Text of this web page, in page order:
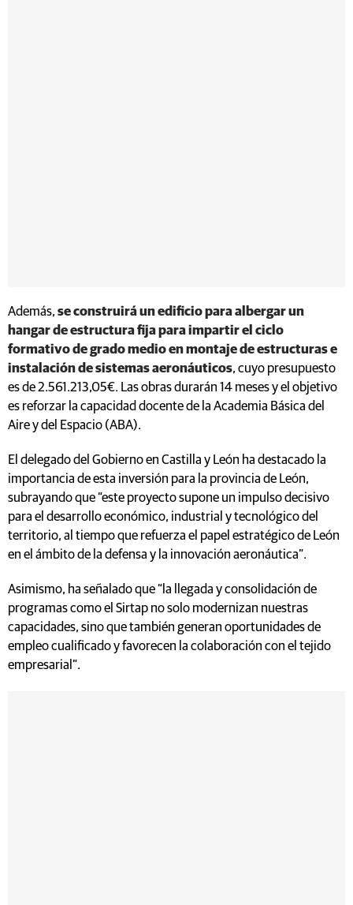
Además, se construirá un edificio para albergar un
hangar de estructura fija para impartir el ciclo
formativo de grado medio en montaje de estructuras e
instalación de sistemas aeronáuticos, cuyo presupuesto
es de 2.561.213,05€. Las obras durarán 14 meses y el objetivo
es reforzar la capacidad docente de la Academia Básica del
Aire y del Espacio (ABA).
El delegado del Gobierno en Castilla y León ha destacado la
importancia de esta inversión para la provincia de León,
subrayando que “este proyecto supone un impulso decisivo
para el desarrollo económico, industrial y tecnológico del
territorio, al tiempo que refuerza el papel estratégico de León
en el ámbito de la defensa y la innovación aeronáutica”.
Asimismo, ha señalado que “la llegada y consolidación de
programas como el Sirtap no solo modernizan nuestras
capacidades, sino que también generan oportunidades de
empleo cualificado y favorecen la colaboración con el tejido
empresarial”.